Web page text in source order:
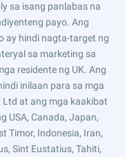
sa isang panlabas na
payo. Ang
ay hindi nagta-target ng
sa marketing sa
residente ng UK. Ang
inilaan para sa mga
Ltd at ang mga kaakibat
USA, Canada, Japan,
Timor, Indonesia, Iran,
Sint Eustatius, Tahiti,